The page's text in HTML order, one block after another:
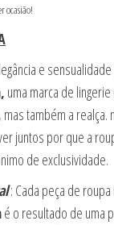
ocasião!
e
uma marca de
também a realça.
juntos por que a
de exclusividade.
: Cada peça de roupa
é o resultado de uma